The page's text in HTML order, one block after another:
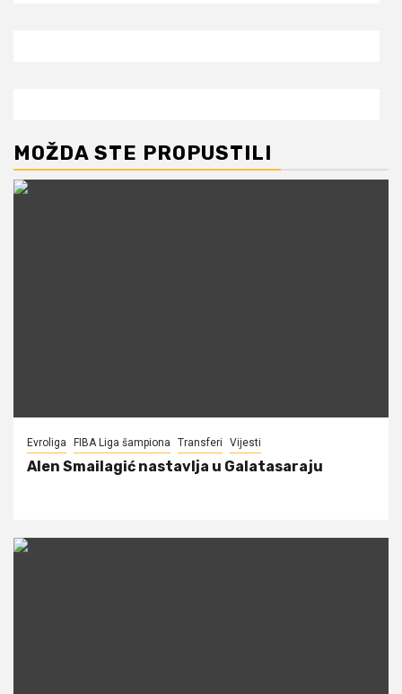
MOŽDA STE PROPUSTILI
Evroliga FIBA Liga šampiona Transferi Vijesti
Alen Smailagić nastavlja u Galatasaraju